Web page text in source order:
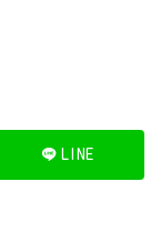
LINE